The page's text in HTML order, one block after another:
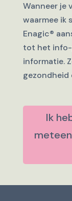
Wanneer je
waarmee ik
Enagic®
tot het info-
informatie.
Ik